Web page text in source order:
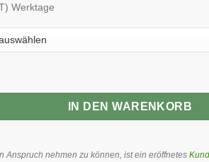
Werktage
Royal 900g Menge
IN DEN WARENKORB
Anspruch nehmen zu können, ist ein eröffnetes